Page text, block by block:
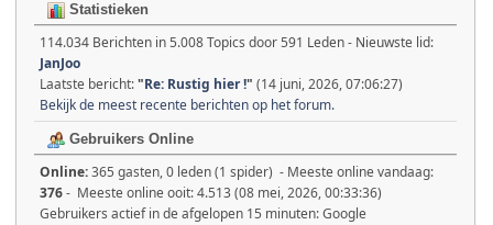
Statistieken
114.034 Berichten in 5.008 Topics door 591 Leden - Nieuwste lid:
JanJoo
Laatste bericht:"Re: Rustig hier !" (14 juni, 2026, 07:06:27)
Bekijk de meest recente berichten op het forum.
Gebruikers Online
Online:365 gasten, 0 leden (1 spider) - Meeste online vandaag:
376- Meeste online ooit: 4.513 (08 mei, 2026, 00:33:36)
Gebruikers actief in de afgelopen 15 minuten: Google